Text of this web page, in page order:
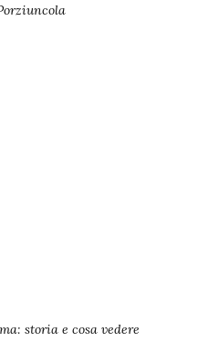
storia e cosa vedere